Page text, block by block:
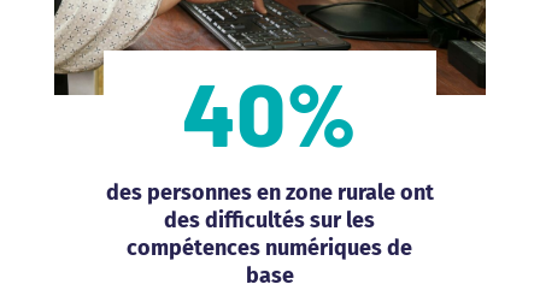
40%
des personnes en zone rurale ont
des difficultés sur les
compétences numériques de
base